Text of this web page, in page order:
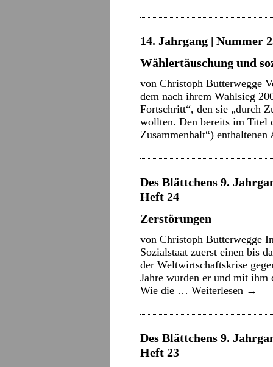
14. Jahrgang | Nummer
Wählertäuschung und
von Christoph Butterwegge
dem nach ihrem Wahlsieg
Fortschritt“, den sie „durch
wollten. Den bereits im Titel
Zusammenhalt“)
Des Blättchens 9.
Heft 24
Zerstörungen
von Christoph Butterwegge
Sozialstaat zuerst einen bis
der Weltwirtschaftskrise
Jahre wurden er und mit ihm
Wie die … Weiterlesen →
Des Blättchens 9.
Heft 23